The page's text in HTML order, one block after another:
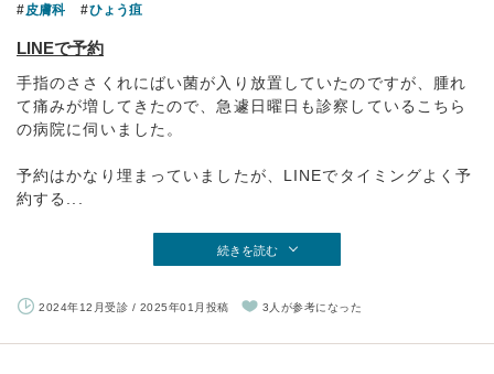
皮膚科 ひょう疽
LINEで予約
手指のささくれにばい菌が入り放置していたのですが、腫れ
て痛みが増してきたので、急遽日曜日も診察しているこちら
の病院に伺いました。
予約はかなり埋まっていましたが、LINEでタイミングよく予
約する...
続きを読む
2024年12月受診 / 2025年01月投稿 3人が参考になった